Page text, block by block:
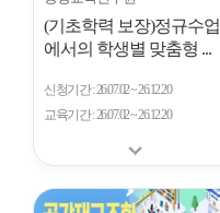
(기초학력 보장)정규수업
에서의 학생별 맞춤형 ...
신청기간 26.07.02 ~ 26.12.20
교육기간 26.07.02 ~ 26.12.20